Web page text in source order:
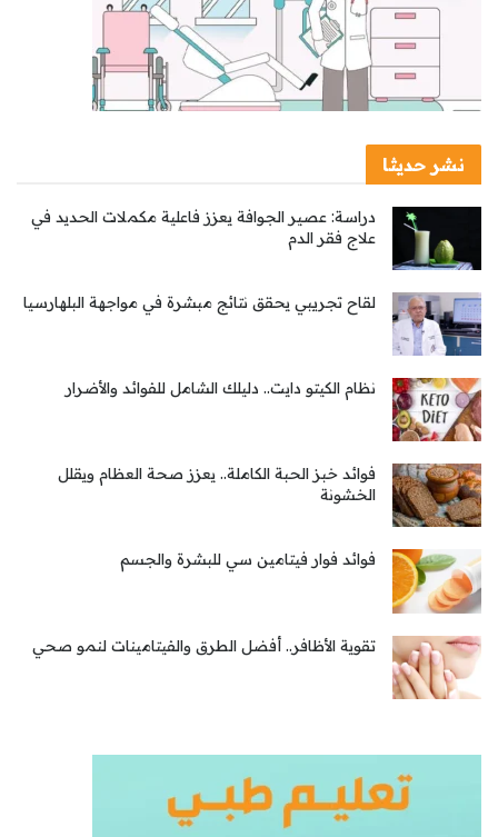
نشر حديثا
دراسة: عصير الجوافة يعزز فاعلية مكملات الحديد في
علاج فقر الدم
لقاح تجريبي يحقق نتائج مبشرة في مواجهة البلهارسيا
نظام الكيتو دايت.. دليلك الشامل للفوائد والأضرار
فوائد خبز الحبة الكاملة.. يعزز صحة العظام ويقلل
الخشونة
فوائد فوار فيتامين سي للبشرة والجسم
تقوية الأظافر.. أفضل الطرق والفيتامينات لنمو صحي